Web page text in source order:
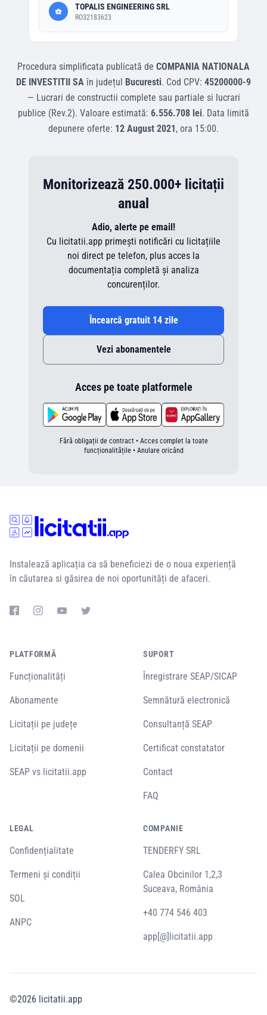
TOPALIS ENGINEERING SRL
RO32183623
Procedura simplificata publicată de COMPANIA NATIONALA
DE INVESTITII SA în județul Bucuresti. Cod CPV: 45200000-9
— Lucrari de constructii complete sau partiale si lucrari
publice (Rev.2). Valoare estimată: 6.556.708 lei. Data limită
depunere oferte: 12 August 2021, ora 15:00.
Monitorizează 250.000+ licitații
anual
Adio, alerte pe email!
Cu licitatii.app primești notificări cu licitațiile
noi direct pe telefon, plus acces la
documentația completă și analiza
concurenților.
Încearcă gratuit 14 zile
Vezi abonamentele
Acces pe toate platformele
Fără obligații de contract • Acces complet la toate
funcționalitățile • Anulare oricând
Instalează aplicația ca să beneficiezi de o noua experiență
în căutarea si găsirea de noi oportunități de afaceri.
PLATFORMĂ
Funcționalități
Abonamente
Licitații pe județe
Licitații pe domenii
SEAP vs licitatii.app
SUPORT
Înregistrare SEAP/SICAP
Semnătură electronică
Consultanță SEAP
Certificat constatator
Contact
FAQ
LEGAL
Confidențialitate
Termeni și condiții
SOL
ANPC
COMPANIE
TENDERFY SRL
Calea Obcinilor 1,2,3
Suceava, România
+40 774 546 403
app[@]licitatii.app
©2026 licitatii.app